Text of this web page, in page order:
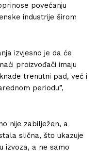
povećanju
industrije širom
izvjesno je da će
proizvođači imaju
trenutni pad, već i
periodu”,
nije zabilježen, a
slična, što ukazuje
izvoza, a ne samo